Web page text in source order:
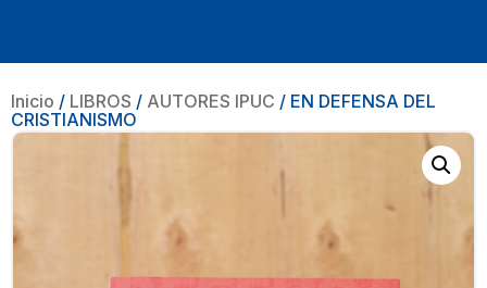
Inicio / LIBROS / AUTORES IPUC / EN DEFENSA DEL
CRISTIANISMO